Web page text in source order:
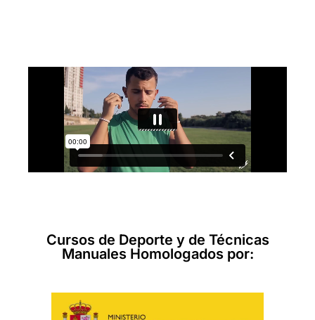
Cursos de Deporte y de Técnicas
Manuales Homologados por: